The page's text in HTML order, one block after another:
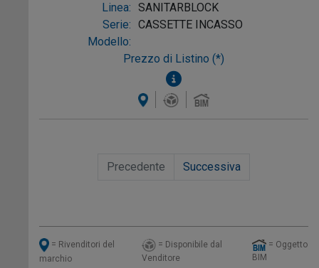
Linea: SANITARBLOCK
Serie: CASSETTE INCASSO
Modello:
Prezzo di Listino (*)
Precedente Successiva
= Rivenditori del
marchio
= Disponibile dal
Venditore
= Oggetto
BIM